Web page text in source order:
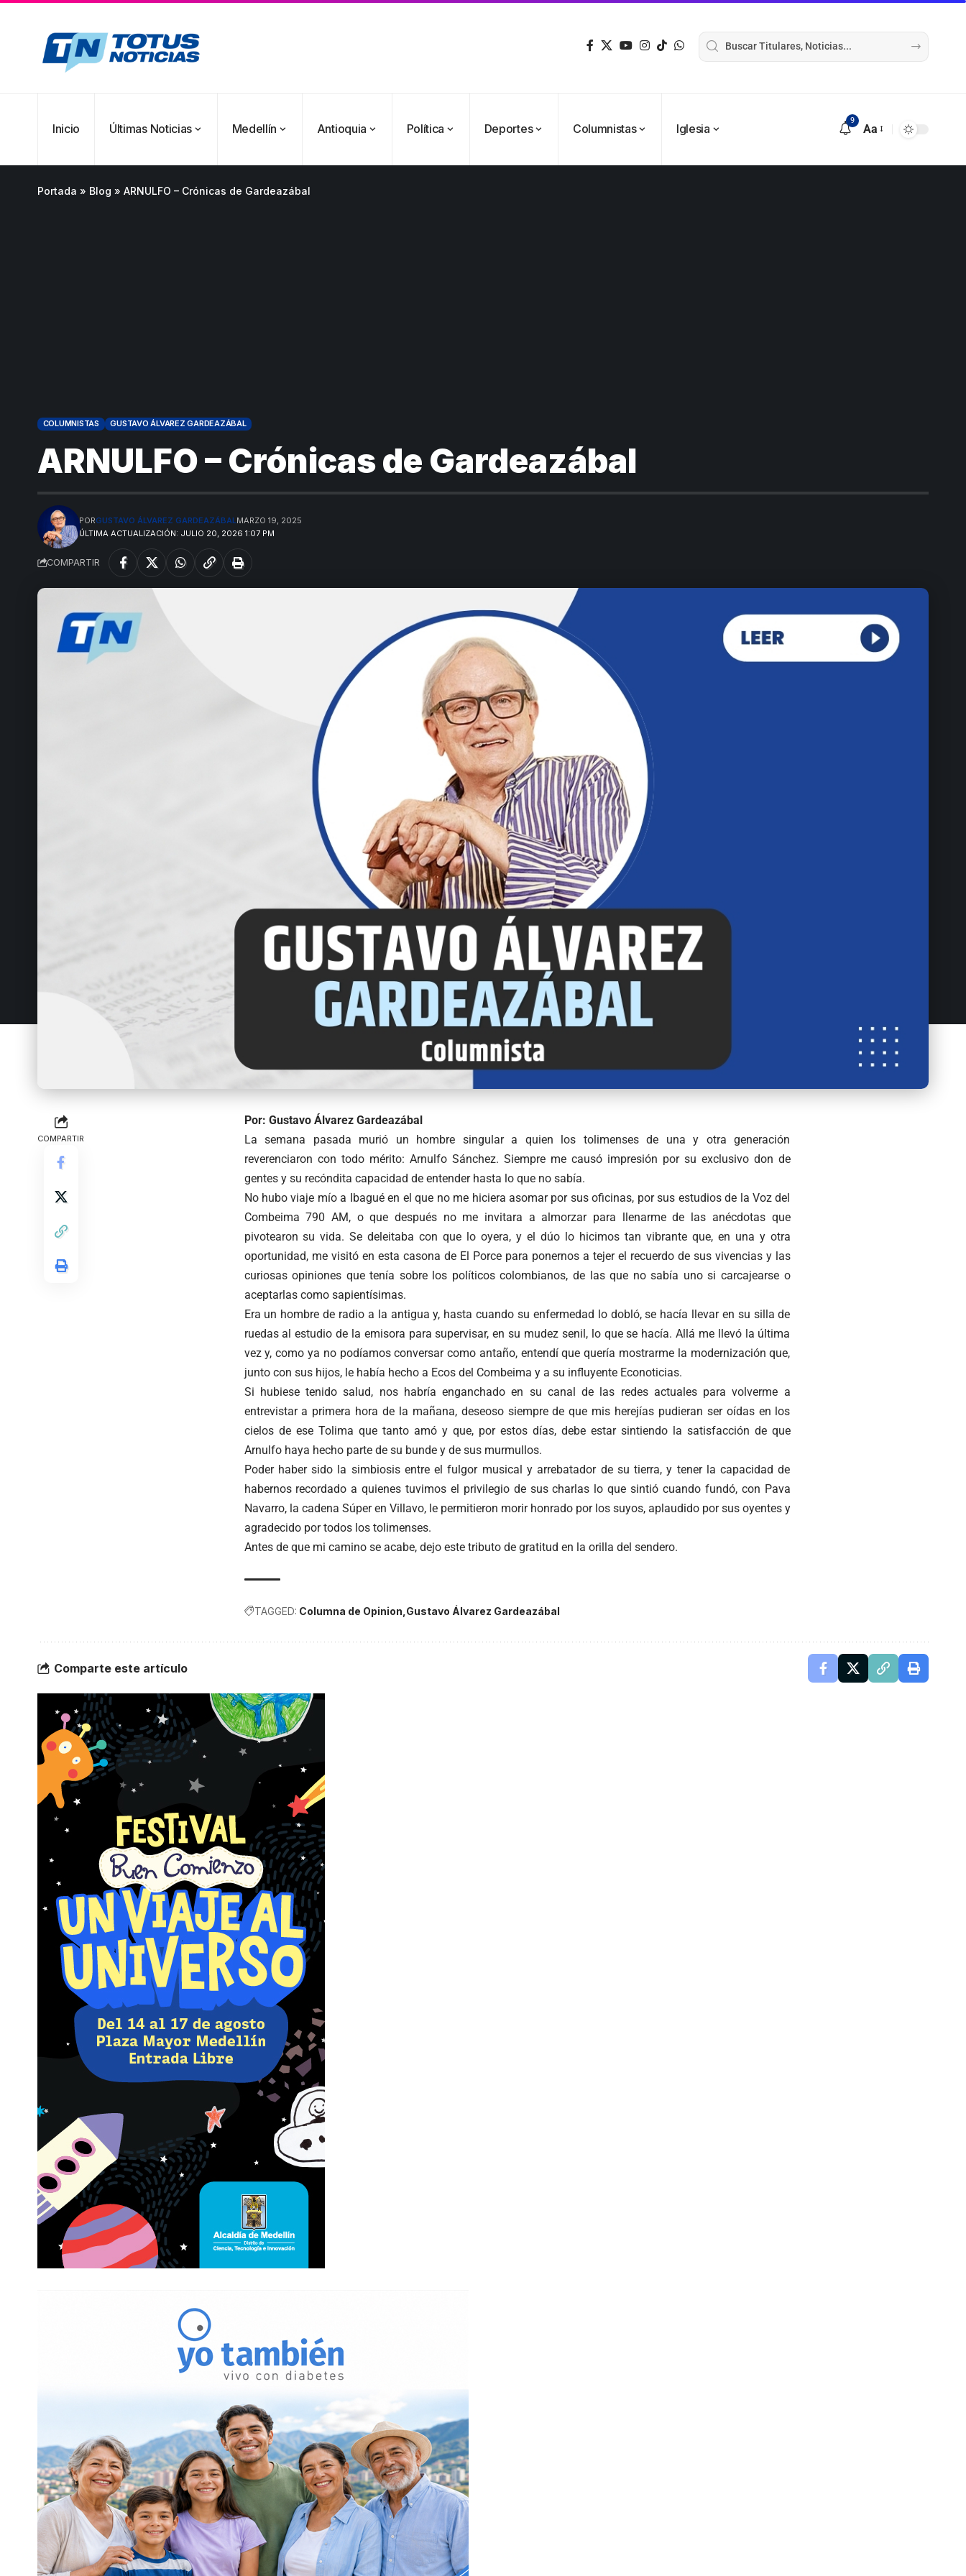
Inicio Últimas Noticias Medellín Antioquia Política Deportes Columnistas Iglesia
9
Aa
Portada » Blog » ARNULFO – Crónicas de Gardeazábal
COLUMNISTAS GUSTAVO ÁLVAREZ GARDEAZÁBAL
ARNULFO – Crónicas de Gardeazábal
ÚLTIMA ACTUALIZACIÓN: JULIO 20, 2026 1:07 PM
PORGUSTAVO ÁLVAREZ GARDEAZÁBAL MARZO 19, 2025
COMPARTIR
COMPARTIR
Por: Gustavo Álvarez Gardeazábal
La semana pasada murió un hombre singular a quien los tolimenses de una y otra generación
reverenciaron con todo mérito: Arnulfo Sánchez. Siempre me causó impresión por su exclusivo don de
gentes y su recóndita capacidad de entender hasta lo que no sabía.
No hubo viaje mío a Ibagué en el que no me hiciera asomar por sus oficinas, por sus estudios de la Voz del
Combeima 790 AM, o que después no me invitara a almorzar para llenarme de las anécdotas que
pivotearon su vida. Se deleitaba con que lo oyera, y el dúo lo hicimos tan vibrante que, en una y otra
oportunidad, me visitó en esta casona de El Porce para ponernos a tejer el recuerdo de sus vivencias y las
curiosas opiniones que tenía sobre los políticos colombianos, de las que no sabía uno si carcajearse o
aceptarlas como sapientísimas.
Era un hombre de radio a la antigua y, hasta cuando su enfermedad lo dobló, se hacía llevar en su silla de
ruedas al estudio de la emisora para supervisar, en su mudez senil, lo que se hacía. Allá me llevó la última
vez y, como ya no podíamos conversar como antaño, entendí que quería mostrarme la modernización que,
junto con sus hijos, le había hecho a Ecos del Combeima y a su influyente Econoticias.
Si hubiese tenido salud, nos habría enganchado en su canal de las redes actuales para volverme a
entrevistar a primera hora de la mañana, deseoso siempre de que mis herejías pudieran ser oídas en los
cielos de ese Tolima que tanto amó y que, por estos días, debe estar sintiendo la satisfacción de que
Arnulfo haya hecho parte de su bunde y de sus murmullos.
Poder haber sido la simbiosis entre el fulgor musical y arrebatador de su tierra, y tener la capacidad de
habernos recordado a quienes tuvimos el privilegio de sus charlas lo que sintió cuando fundó, con Pava
Navarro, la cadena Súper en Villavo, le permitieron morir honrado por los suyos, aplaudido por sus oyentes y
agradecido por todos los tolimenses.
Antes de que mi camino se acabe, dejo este tributo de gratitud en la orilla del sendero.
TAGGED: Columna de Opinion Gustavo Álvarez Gardeazábal
Comparte este artículo